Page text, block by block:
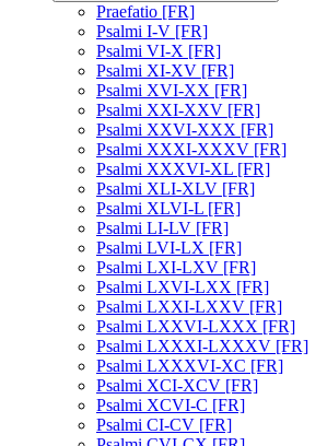
Praefatio [FR]
Psalmi I-V [FR]
Psalmi VI-X [FR]
Psalmi XI-XV [FR]
Psalmi XVI-XX [FR]
Psalmi XXI-XXV [FR]
Psalmi XXVI-XXX [FR]
Psalmi XXXI-XXXV [FR]
Psalmi XXXVI-XL [FR]
Psalmi XLI-XLV [FR]
Psalmi XLVI-L [FR]
Psalmi LI-LV [FR]
Psalmi LVI-LX [FR]
Psalmi LXI-LXV [FR]
Psalmi LXVI-LXX [FR]
Psalmi LXXI-LXXV [FR]
Psalmi LXXVI-LXXX [FR]
Psalmi LXXXI-LXXXV [FR]
Psalmi LXXXVI-XC [FR]
Psalmi XCI-XCV [FR]
Psalmi XCVI-C [FR]
Psalmi CI-CV [FR]